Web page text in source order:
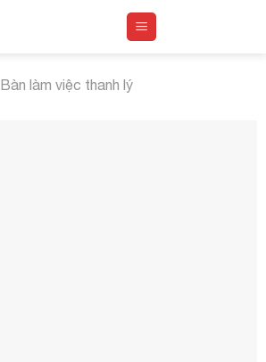
Bàn làm việc thanh lý